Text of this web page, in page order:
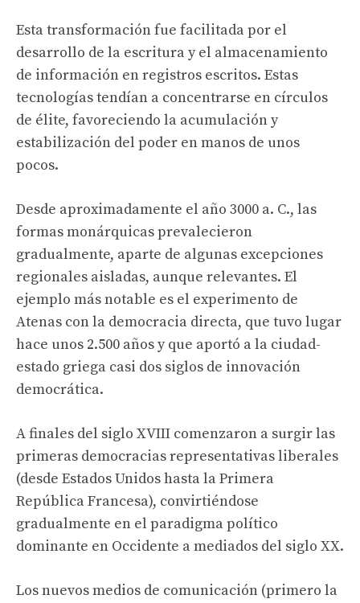
Esta transformación fue facilitada por el
desarrollo de la escritura y el almacenamiento
de información en registros escritos. Estas
tecnologías tendían a concentrarse en círculos
de élite, favoreciendo la acumulación y
estabilización del poder en manos de unos
pocos.
Desde aproximadamente el año 3000 a. C., las
formas monárquicas prevalecieron
gradualmente, aparte de algunas excepciones
regionales aisladas, aunque relevantes. El
ejemplo más notable es el experimento de
Atenas con la democracia directa, que tuvo lugar
hace unos 2.500 años y que aportó a la ciudad-
estado griega casi dos siglos de innovación
democrática.
A finales del siglo XVIII comenzaron a surgir las
primeras democracias representativas liberales
(desde Estados Unidos hasta la Primera
República Francesa), convirtiéndose
gradualmente en el paradigma político
dominante en Occidente a mediados del siglo XX.
Los nuevos medios de comunicación (primero la